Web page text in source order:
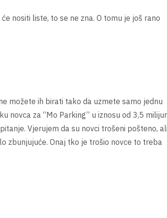
nositi liste, to se ne zna. O tomu je još rano
možete ih birati tako da uzmete samo jednu
novca za “Mo Parking” u iznosu od 3,5
Vjerujem da su novci trošeni pošteno, ali
zbunjujuće. Onaj tko je trošio novce to treba